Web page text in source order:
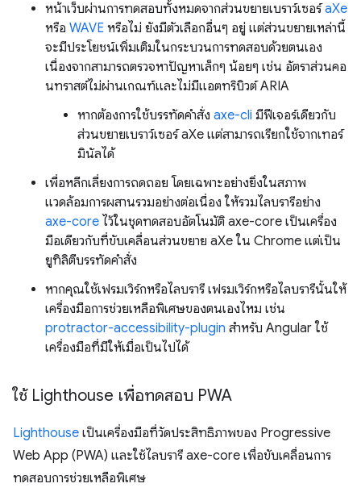
หน้าเว็บผ่านการทดสอบทั้งหมดจากส่วนขยายเบราว์เซอร์aXe
หรือ WAVE หรือไม่ ยังมีตัวเลือกอื่นๆ อยู่ แต่ส่วนขยายเหล่านี้
จะมีประโยชน์เพิ่มเติมในกระบวนการทดสอบด้วยตนเอง
เนื่องจากสามารถตรวจหาปัญหาเล็กๆ น้อยๆ เช่น อัตราส่วนคอ
นทราสต์ไม่ผ่านเกณฑ์และไม่มีแอตทริบิวต์ ARIA
หากต้องการใช้บรรทัดคำสั่ง axe-cli มีฟีเจอร์เดียวกับ
ส่วนขยายเบราว์เซอร์ aXe แต่สามารถเรียกใช้จากเทอร์
มินัลได้
เพื่อหลีกเลี่ยงการถดถอย โดยเฉพาะอย่างยิ่งในสภาพ
แวดล้อมการผสานรวมอย่างต่อเนื่อง ให้รวมไลบรารีอย่าง
axe-core ไว้ในชุดทดสอบอัตโนมัติ axe-core เป็นเครื่อง
มือเดียวกับที่ขับเคลื่อนส่วนขยาย aXe ใน Chrome แต่เป็น
ยูทิลิตีบรรทัดคำสั่ง
หากคุณใช้เฟรมเวิร์กหรือไลบรารี เฟรมเวิร์กหรือไลบรารีนั้นให้
เครื่องมือการช่วยเหลือพิเศษของตนเองไหม เช่น
protractor-accessibility-plugin สำหรับ Angular ใช้
เครื่องมือที่มีให้เมื่อเป็นไปได้
ใช้ Lighthouse เพื่อทดสอบ PWA
Lighthouse เป็นเครื่องมือที่วัดประสิทธิภาพของ Progressive
Web App (PWA) และใช้ไลบรารี axe-core เพื่อขับเคลื่อนการ
ทดสอบการช่วยเหลือพิเศษ